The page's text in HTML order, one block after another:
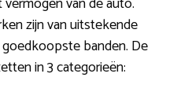
zijn van uitstekende
banden. De
in 3 categorieën: